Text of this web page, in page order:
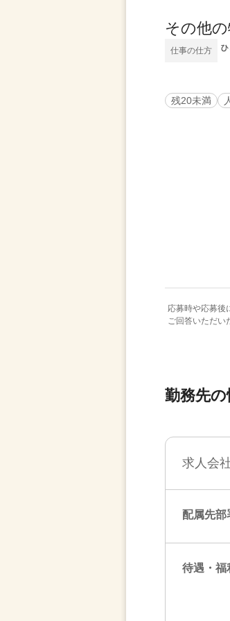
その他
仕事の仕方
残20未満
応募時や応募後
ご回答いただい
勤務先の
求人会
配属先部
待遇・福